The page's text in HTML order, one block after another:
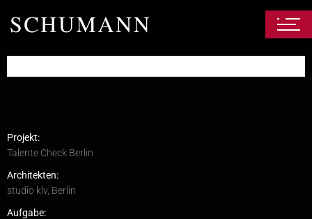
Projekt:
Talente Check Berlin
Architekten:
studio klv, Berlin
Aufgabe: